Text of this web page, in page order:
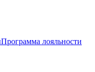
Программа лояльности